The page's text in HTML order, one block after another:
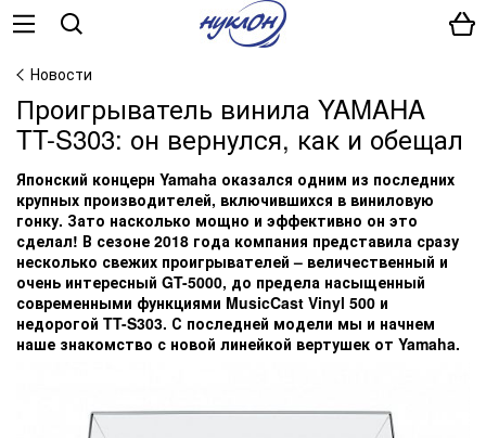
Новости
Проигрыватель винила YAMAHA
TT-S303: он вернулся, как и обещал
Японский концерн Yamaha оказался одним из последних
крупных производителей, включившихся в виниловую
гонку. Зато насколько мощно и эффективно он это
сделал! В сезоне 2018 года компания представила сразу
несколько свежих проигрывателей – величественный и
очень интересный GT-5000, до предела насыщенный
современными функциями MusicCast Vinyl 500 и
недорогой TT-S303. С последней модели мы и начнем
наше знакомство с новой линейкой вертушек от Yamaha.